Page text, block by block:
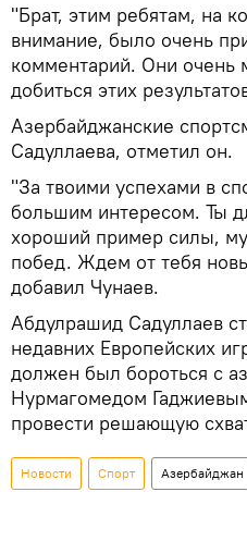
"Брат, этим ребятам, на
внимание, было очень
комментарий. Они очень
добиться этих
Азербайджанские
Садуллаева, отметил он.
"За твоими успехами в
большим интересом. Ты
хороший пример силы,
побед. Ждем от тебя
добавил Чунаев.
Абдулрашид Садуллаев
недавних Европейских
должен был бороться с
Нурмагомедом
провести решающую
Новости Спорт Азербайджан